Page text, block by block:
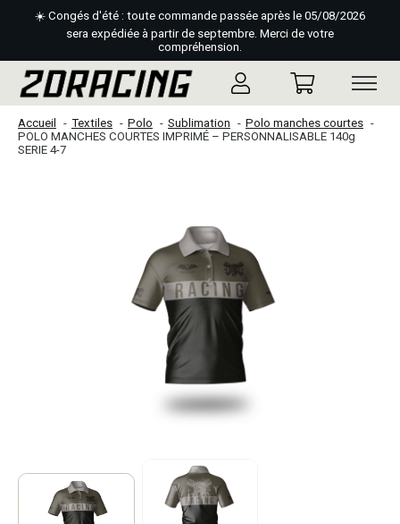
☀️ Congés d'été : toute commande passée après le 05/08/2026
sera expédiée à partir de septembre. Merci de votre
compréhension.
Accueil Textiles Polo Sublimation
Polo manches courtes
POLO MANCHES COURTES IMPRIMÉ – PERSONNALISABLE 140g
SERIE 4-7